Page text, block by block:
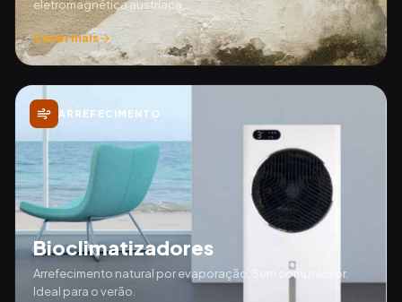
eletromagnética austríaca.
Saber mais
ARREFECIMENTO
Bioclimatizadores
Arrefecimento natural por evaporação. Sem compressor.
Ideal para o verão.